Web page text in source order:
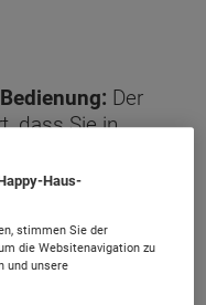
Der
dass Sie in
wird sofort
Neben der
Sie auch eine
Haus-
stimmen Sie der
die Websitenavigation zu
und unsere